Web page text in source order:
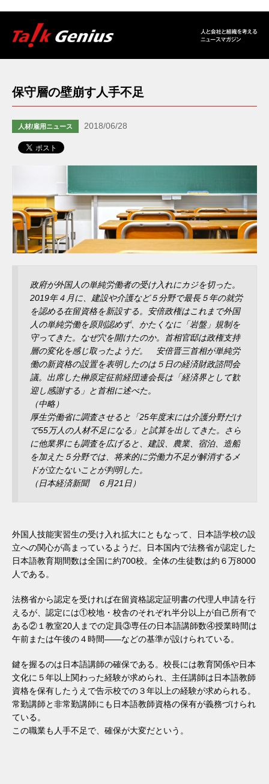
保守層の壁崩す人手不足
人材/雇用ニュース 2018/06/28
政府が外国人の単純労働者の受け入れにカジを切った。
2019年４月に、建設や介護など５分野で最長５年の就労
を認める在留資格を新設する。安倍政権はこれまで外国
人の単純労働を原則認めず、かたくなに「岩盤」規制を
守ってきた。なぜ穴を開けたのか。首相官邸は政権支持
層の変化を感じ取ったようだ。 安倍晋三首相が単純労
働の新資格の設置を表明したのは５日の経済財政諮問会
議。出席した榊原定征前経団連会長は「経済界として歓
迎し感謝する」と首相に述べた。
（中略）
厚生労働省に調査させると「25年度末には介護分野だけ
で55万人の人材不足になる」と試算を出してきた。さら
に他業界にも調査を広げると、建設、農業、宿泊、造船
を加えた５分野では、将来的に労働力不足が解消するメ
ドが立たないことが判明した。
（日本経済新聞 ６月21日）
外国人技能実習生の受け入れ拡大にともなって、日本語学校の設
立への関心が高まっているようだ。日本国内で法務省が認定した
日本語教育期間数は全国に約700校。全体の生徒数は約６万8000
人である。
法務省から認定を受ければ在留資格認定証明書の代理人申請を行
えるが、認定には①校地・校舎のそれぞれ半分以上が自己所有で
ある②１教室20人までの定員③専任の日本語講師数④授業時間は
午前または午後の４時間――などの基準が設けられている。
鍵を握るのは日本語講師の確保である。校長には教育関係や日本
文化に５年以上関わった経験が求められ、主任講師は日本語教師
資格を保有したうえで告示校での３年以上の経験が求められる。
常勤講師と非常勤講師にも日本語教師資格の保有が義務づけられ
ている。
この職業も人手不足で、確保が大変だという。